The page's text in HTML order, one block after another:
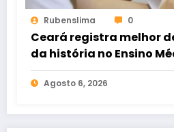
Rubenslima 0
Ceará registra melhor
da história no Ensino
recorde no Ideb
Agosto 6, 2026